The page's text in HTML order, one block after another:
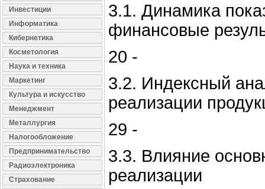
Инвестиции
Информатика
Кибернетика
Косметология
Наука и техника
Маркетинг
Культура и искусство
Менеджмент
Металлургия
Налогообложение
Предпринимательство
Радиоэлектроника
Страхование
3.1. Динамика
финансовые
20 -
3.2. Индексный
реализации
29 -
3.3. Влияние
реализации